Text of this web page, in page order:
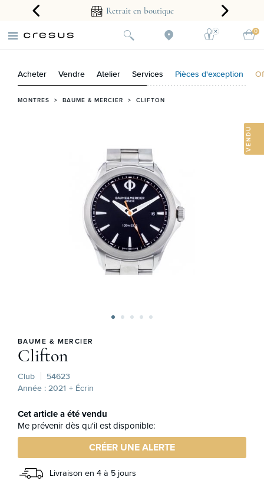
2 ans Retrait en boutique
0
Acheter Vendre Atelier Services Pièces d'exception
MONTRES > BAUME & MERCIER > CLIFTON
VENDU
BAUME & MERCIER
Clifton
Club
54623
Année : 2021 + Écrin
Cet article a été vendu
Me prévenir dès qu'il est disponible:
CRÉER UNE ALERTE
Livraison en 4 à 5 jours